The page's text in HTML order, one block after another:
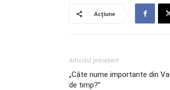
Acțiune
Articolul precedent
„Câte nume importante din
de timp?”